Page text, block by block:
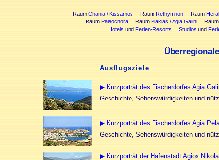
Raum Chania / Kissamos Raum Rethymnon Raum
Raum Paleochora Raum Plakias / Agia Galini
Hotels und Ferien-Resorts Studios und
Ausflugsziele
▶ Kurzporträt des Fischerdorfes Agia
Geschichte, Sehenswürdigkeiten und
▶ Kurzporträt des Fischerdorfes Agia
Geschichte, Sehenswürdigkeiten und
▶ Kurzporträt der Hafenstadt Agios